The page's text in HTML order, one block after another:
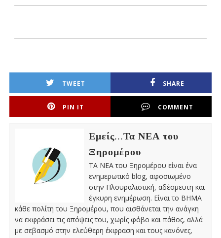
TWEET SHARE
PIN IT COMMENT
Εμείς...Τα ΝΕΑ του
Ξηρομέρου
ΤΑ ΝΕΑ του Ξηρομέρου είναι ένα
ενημερωτικό blog, αφοσιωμένο
στην Πλουραλιστική, αδέσμευτη και
έγκυρη ενημέρωση. Είναι το ΒΗΜΑ
κάθε πολίτη του Ξηρομέρου, που αισθάνεται την ανάγκη
να εκφράσει τις απόψεις του, χωρίς φόβο και πάθος, αλλά
με σεβασμό στην ελεύθερη έκφραση και τους κανόνες,